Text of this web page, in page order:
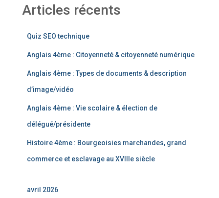
Articles récents
Quiz SEO technique
Anglais 4ème : Citoyenneté & citoyenneté numérique
Anglais 4ème : Types de documents & description
d’image/vidéo
Anglais 4ème : Vie scolaire & élection de
délégué/présidente
Histoire 4ème : Bourgeoisies marchandes, grand
commerce et esclavage au XVIIIe siècle
avril 2026